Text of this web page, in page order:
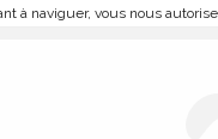
à naviguer, vous nous